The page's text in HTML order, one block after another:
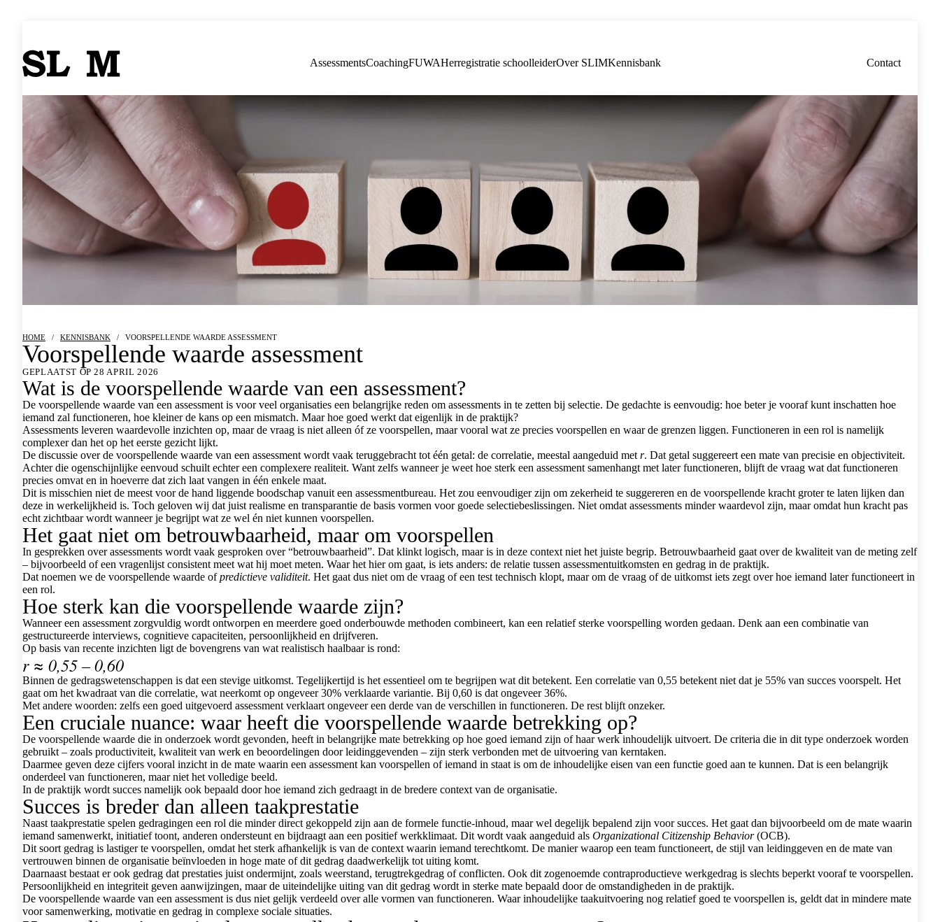
AssessmentsCoachingFUWAHerregistratie schoolleiderOver SLIMKennisbank Contact
HOME / KENNISBANK / VOORSPELLENDE WAARDE ASSESSMENT
Voorspellende waarde assessment
GEPLAATST OP 28 APRIL 2026
Wat is de voorspellende waarde van een assessment?
De voorspellende waarde van een assessment is voor veel organisaties een belangrijke reden om assessments in te zetten bij selectie. De gedachte is eenvoudig: hoe beter je vooraf kunt inschatten hoe
iemand zal functioneren, hoe kleiner de kans op een mismatch. Maar hoe goed werkt dat eigenlijk in de praktijk?
Assessments leveren waardevolle inzichten op, maar de vraag is niet alleen óf ze voorspellen, maar vooral wat ze precies voorspellen en waar de grenzen liggen. Functioneren in een rol is namelijk
complexer dan het op het eerste gezicht lijkt.
De discussie over de voorspellende waarde van een assessment wordt vaak teruggebracht tot één getal: de correlatie, meestal aangeduid met r. Dat getal suggereert een mate van precisie en objectiviteit.
Achter die ogenschijnlijke eenvoud schuilt echter een complexere realiteit. Want zelfs wanneer je weet hoe sterk een assessment samenhangt met later functioneren, blijft de vraag wat dat functioneren
precies omvat en in hoeverre dat zich laat vangen in één enkele maat.
Dit is misschien niet de meest voor de hand liggende boodschap vanuit een assessmentbureau. Het zou eenvoudiger zijn om zekerheid te suggereren en de voorspellende kracht groter te laten lijken dan
deze in werkelijkheid is. Toch geloven wij dat juist realisme en transparantie de basis vormen voor goede selectie­beslissingen. Niet omdat assessments minder waardevol zijn, maar omdat hun kracht pas
echt zichtbaar wordt wanneer je begrijpt wat ze wel én niet kunnen voorspellen.
Het gaat niet om betrouwbaarheid, maar om voorspellen
In gesprekken over assessments wordt vaak gesproken over “betrouwbaarheid”. Dat klinkt logisch, maar is in deze context niet het juiste begrip. Betrouwbaarheid gaat over de kwaliteit van de meting zelf
– bijvoorbeeld of een vragenlijst consistent meet wat hij moet meten. Waar het hier om gaat, is iets anders: de relatie tussen assessmentuitkomsten en gedrag in de praktijk.
Dat noemen we de voorspellende waarde ofpredictieve validiteit. Het gaat dus niet om de vraag of een test technisch klopt, maar om de vraag of de uitkomst iets zegt over hoe iemand later functioneert in
een rol.
Hoe sterk kan die voorspellende waarde zijn?
Wanneer een assessment zorgvuldig wordt ontworpen en meerdere goed onderbouwde methoden combineert, kan een relatief sterke voorspelling worden gedaan. Denk aan een combinatie van
gestructureerde interviews, cognitieve capaciteiten, persoonlijkheid en drijfveren.
Op basis van recente inzichten ligt de bovengrens van wat realistisch haalbaar is rond:
r ≈ 0,55 – 0,60
Binnen de gedragswetenschappen is dat een stevige uitkomst. Tegelijkertijd is het essentieel om te begrijpen wat dit betekent. Een correlatie van 0,55 betekent niet dat je 55% van succes voorspelt. Het
gaat om het kwadraat van die correlatie, wat neerkomt op ongeveer 30% verklaarde variantie. Bij 0,60 is dat ongeveer 36%.
Met andere woorden: zelfs een goed uitgevoerd assessment verklaart ongeveer een derde van de verschillen in functioneren. De rest blijft onzeker.
Een cruciale nuance: waar heeft die voorspellende waarde betrekking op?
De voorspellende waarde die in onderzoek wordt gevonden, heeft in belangrijke mate betrekking op hoe goed iemand zijn of haar werk inhoudelijk uitvoert. De criteria die in dit type onderzoek worden
gebruikt – zoals productiviteit, kwaliteit van werk en beoordelingen door leidinggevenden – zijn sterk verbonden met de uitvoering van kerntaken.
Daarmee geven deze cijfers vooral inzicht in de mate waarin een assessment kan voorspellen of iemand in staat is om de inhoudelijke eisen van een functie goed aan te kunnen. Dat is een belangrijk
onderdeel van functioneren, maar niet het volledige beeld.
In de praktijk wordt succes namelijk ook bepaald door hoe iemand zich gedraagt in de bredere context van de organisatie.
Succes is breder dan alleen taakprestatie
Naast taakprestatie spelen gedragingen een rol die minder direct gekoppeld zijn aan de formele functie-inhoud, maar wel degelijk bepalend zijn voor succes. Het gaat dan bijvoorbeeld om de mate waarin
iemand samenwerkt, initiatief toont, anderen ondersteunt en bijdraagt aan een positief werkklimaat. Dit wordt vaak aangeduid als Organizational Citizenship Behavior(OCB).
Dit soort gedrag is lastiger te voorspellen, omdat het sterk afhankelijk is van de context waarin iemand terechtkomt. De manier waarop een team functioneert, de stijl van leidinggeven en de mate van
vertrouwen binnen de organisatie beïnvloeden in hoge mate of dit gedrag daadwerkelijk tot uiting komt.
Daarnaast bestaat er ook gedrag dat prestaties juist ondermijnt, zoals weerstand, terugtrekgedrag of conflicten. Ook dit zogenoemde contraproductieve werkgedrag is slechts beperkt vooraf te voorspellen.
Persoonlijkheid en integriteit geven aanwijzingen, maar de uiteindelijke uiting van dit gedrag wordt in sterke mate bepaald door de omstandigheden in de praktijk.
De voorspellende waarde van een assessment is dus niet gelijk verdeeld over alle vormen van functioneren. Waar inhoudelijke taakuitvoering nog relatief goed te voorspellen is, geldt dat in mindere mate
voor samenwerking, motivatie en gedrag in complexe sociale situaties.